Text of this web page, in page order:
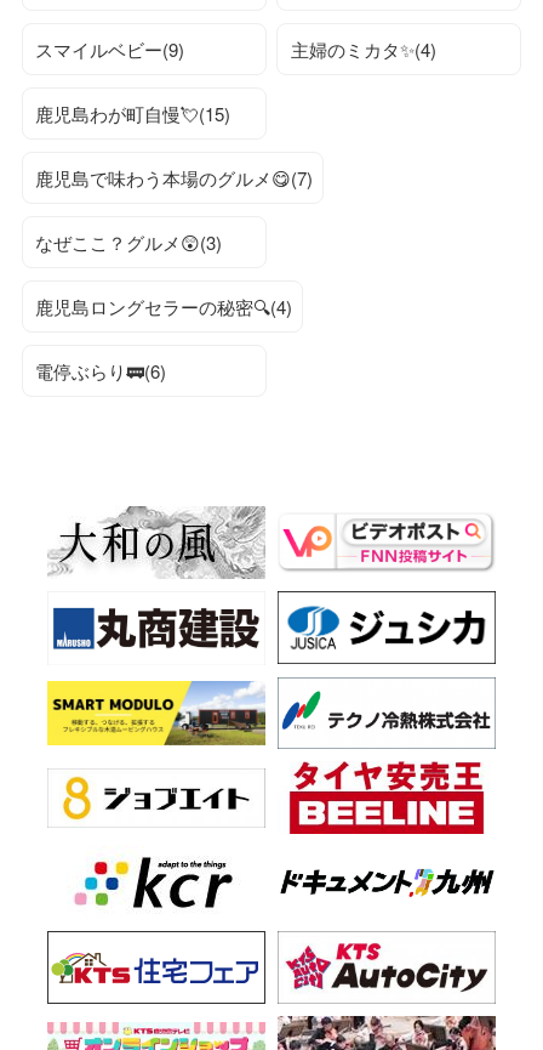
スマイルベビー(9) 主婦のミカタ✨(4)
鹿児島わが町自慢💘(15)
鹿児島で味わう本場のグルメ😋(7)
なぜここ？グルメ😲(3)
鹿児島ロングセラーの秘密🔍(4)
電停ぶらり🚃(6)